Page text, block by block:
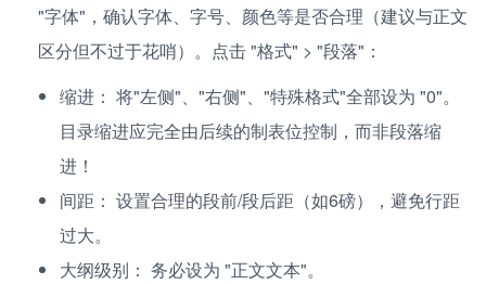
"字体"，确认字体、字号、颜色等是否合理（建议与正文
区分但不过于花哨）。点击 "格式" > "段落"：
缩进： 将"左侧"、"右侧"、"特殊格式"全部设为 "0"。
目录缩进应完全由后续的制表位控制，而非段落缩
进！
间距： 设置合理的段前/段后距（如6磅），避免行距
过大。
大纲级别： 务必设为 "正文文本"。